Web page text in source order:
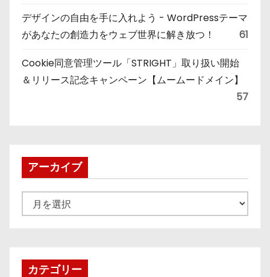
デザインの自由を手に入れよう - WordPressテーマ
があなたの創造力をウェブ世界に解き放つ！
61
Cookie同意管理ツール「STRIGHT」取り扱い開始
＆リリース記念キャンペーン【ムームードメイン】
57
アーカイブ
ー
ブカテゴリー